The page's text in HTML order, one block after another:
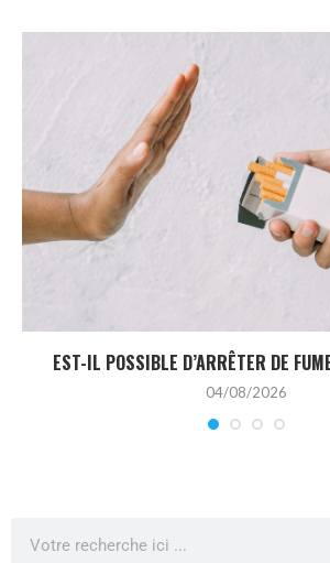
EST-IL POSSIBLE D’ARRÊTER DE
04/08/2026